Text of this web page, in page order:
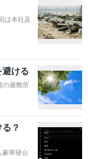
は本社及
ける
の避難所
？
豪華寝台